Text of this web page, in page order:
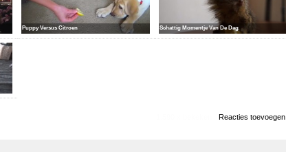
Puppy Versus Citroen Schattig Momentje Van De Dag
Reacties toevoegen